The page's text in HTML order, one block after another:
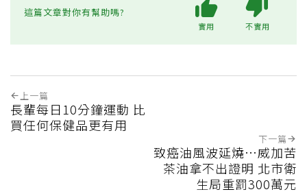
這篇文章對你有幫助嗎?
實用 不實用
上一篇
長輩每日10分鐘運動 比
買任何保健品更有用
下一篇
致癌油風波延燒…威加苦
茶油拿不出證明 北市衛
生局重罰300萬元